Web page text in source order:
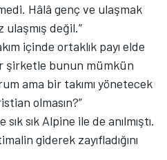
Hâlâ genç ve ulaşmak
değil.”
içinde ortaklık payı elde
şirketle bunun mümkün
ama bir takımı yönetecek
olmasın?”
sık Alpine ile de anılmıştı.
giderek zayıfladığını